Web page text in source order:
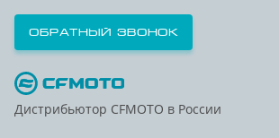
Обратный звонок
Дистрибьютор CFMOTO в России